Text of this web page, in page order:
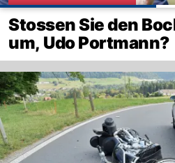
Stossen Sie den
um, Udo Portmann?